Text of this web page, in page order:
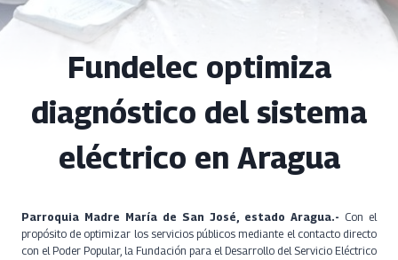
Fundelec optimiza
diagnóstico del sistema
eléctrico en Aragua
Parroquia Madre María de San José, estado Aragua.- Con el
propósito de optimizar los servicios públicos mediante el contacto directo
con el Poder Popular, la Fundación para el Desarrollo del Servicio Eléctrico